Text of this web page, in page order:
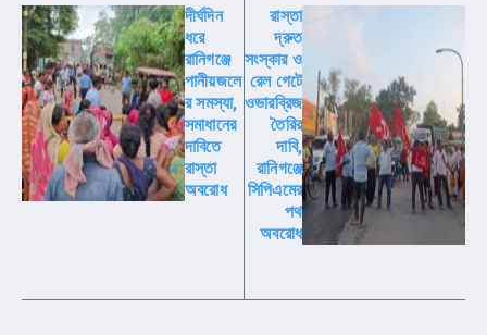
দীর্ঘদিন
ধরে
রানিগঞ্জে
পানীয়জলে
র সমস্যা,
সমাধানের
দাবিতে
রাস্তা
অবরোধ
রাস্তা
দ্রুত
সংস্কার ও
রেল গেটে
ওভারব্রিজ
তৈরির
দাবি,
রানিগঞ্জে
সিপিএমের
পথ
অবরোধ